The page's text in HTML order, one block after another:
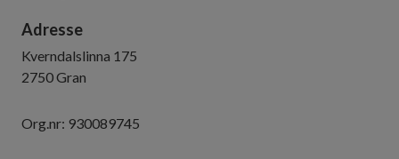
Adresse
Kverndalslinna 175
2750Gran
Org.nr: 930089745